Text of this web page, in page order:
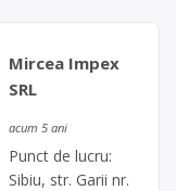
Mircea Impex
SRL
acum 5 ani
Punct de lucru:
Sibiu, str. Garii nr.